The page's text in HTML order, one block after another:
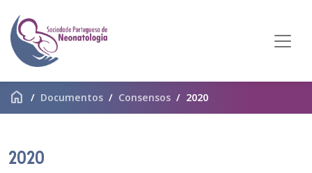
home Documentos Consensos 2020
2020